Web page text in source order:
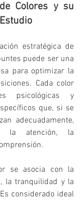
Colores y su
estratégica de
puede ser una
para optimizar la
Cada color
psicológicas y
que, si se
adecuadamente,
la atención, la
se asocia con la
la tranquilidad y la
considerado ideal